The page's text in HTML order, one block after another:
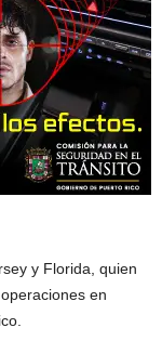
y Florida, quien
en